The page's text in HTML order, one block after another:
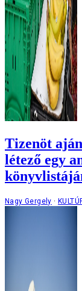
Tizenöt
létező egy
Nagy Gergely